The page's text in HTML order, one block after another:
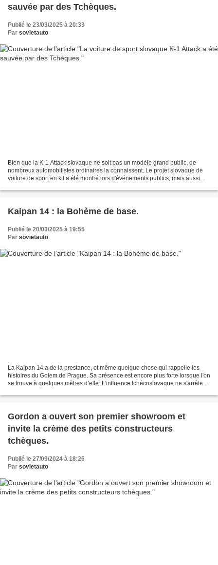
sauvée par des Tchèques.
Publié le 23/03/2025 à 20:33
Par sovietauto
Bien que la K-1 Attack slovaque ne soit pas un modèle grand public, de
nombreux automobilistes ordinaires la connaissent. Le projet slovaque de
voiture de sport en kit a été montré lors d'événements publics, mais aussi
Kaipan 14 : la Bohème de base.
Publié le 20/03/2025 à 19:55
Par sovietauto
La Kaipan 14 a de la prestance, et même quelque chose qui rappelle les
histoires du Golem de Prague. Sa présence est encore plus forte lorsque l'on
se trouve à quelques mètres d’elle. L'influence tchécoslovaque ne s'arrête
Gordon a ouvert son premier showroom et
invite la crème des petits constructeurs
tchèques.
Publié le 27/09/2024 à 18:26
Par sovietauto